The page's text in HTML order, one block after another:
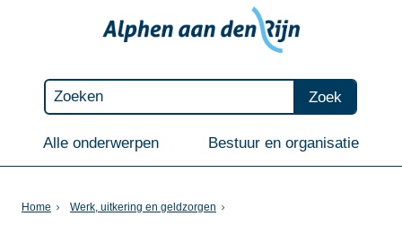
Zoek
Alle onderwerpen Bestuur en organisatie
Home Werk, uitkering en geldzorgen